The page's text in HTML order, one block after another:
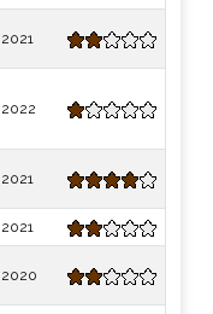
2021
2022
2021
2021
2020